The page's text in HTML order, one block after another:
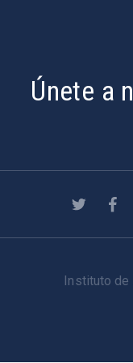
Únete a
Instituto de